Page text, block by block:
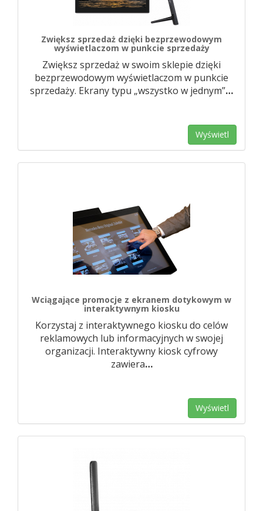
Zwiększ sprzedaż dzięki bezprzewodowym
wyświetlaczom w punkcie sprzedaży
Zwiększ sprzedaż w swoim sklepie dzięki
bezprzewodowym wyświetlaczom w punkcie
sprzedaży. Ekrany typu „wszystko w jednym”…
Wyświetl
Wciągające promocje z ekranem dotykowym w
interaktywnym kiosku
Korzystaj z interaktywnego kiosku do celów
reklamowych lub informacyjnych w swojej
organizacji. Interaktywny kiosk cyfrowy
zawiera…
Wyświetl